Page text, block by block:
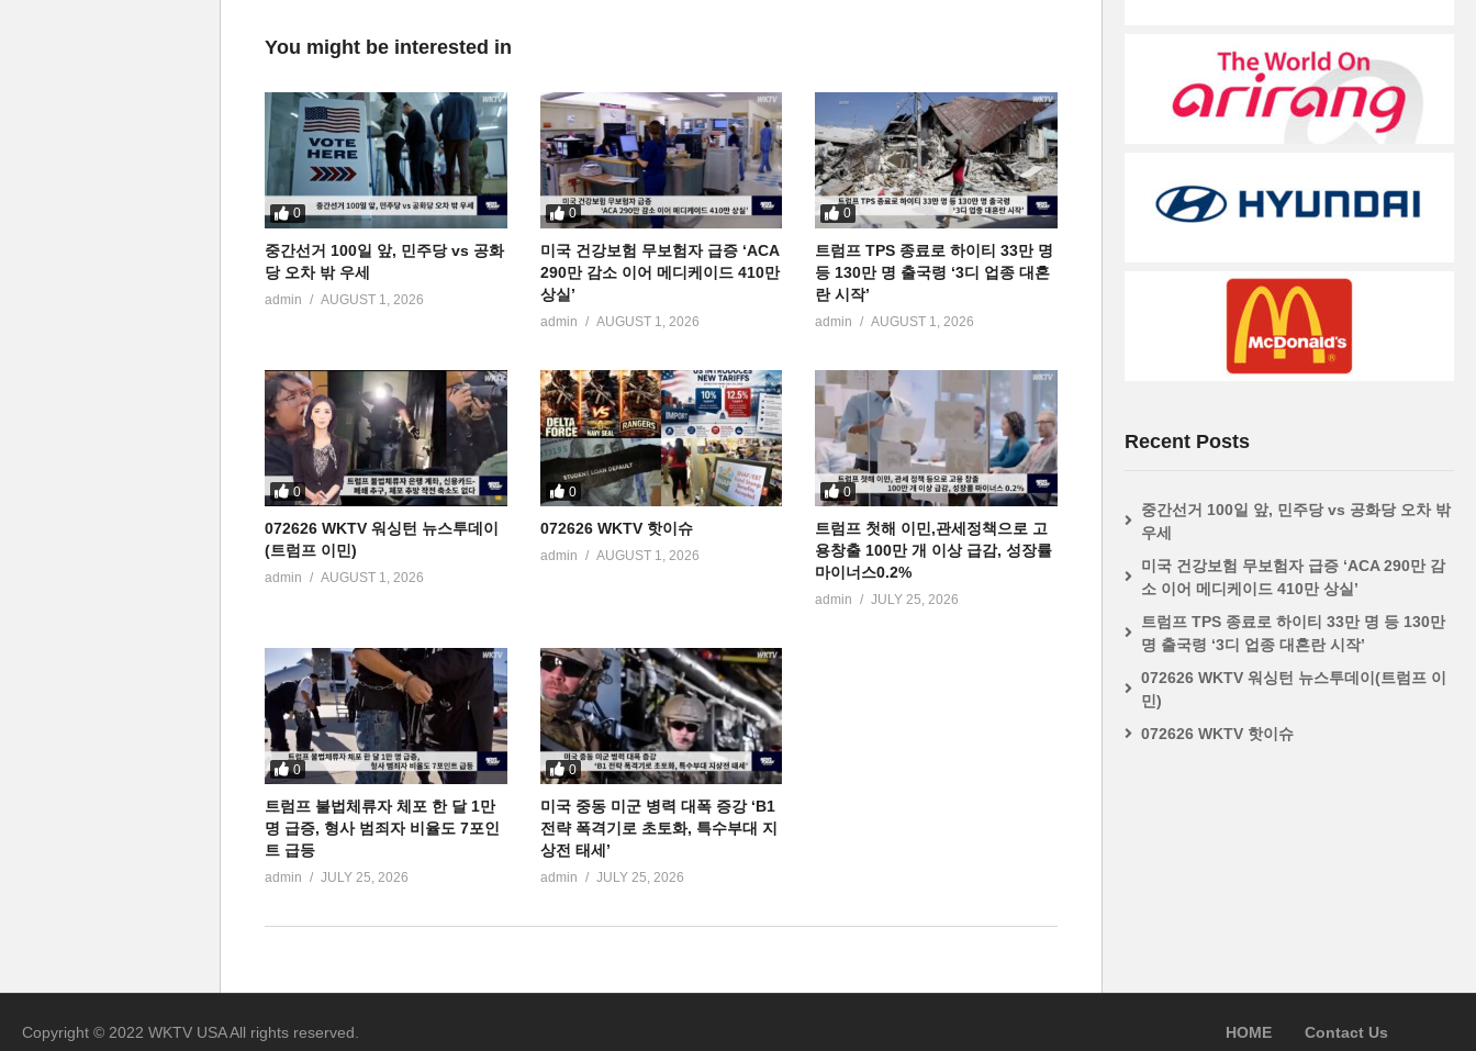
You might be interested in
0
중간선거 100일 앞, 민주당 vs 공화
당 오차 밖 우세
admin AUGUST 1, 2026
0
미국 건강보험 무보험자 급증 ‘ACA
290만 감소 이어 메디케이드 410만
상실’
admin AUGUST 1, 2026
0
트럼프 TPS 종료로 하이티 33만 명
등 130만 명 출국령 ‘3디 업종 대혼
란 시작’
admin AUGUST 1, 2026
0
072626 WKTV 워싱턴 뉴스투데이
(트럼프 이민)
admin AUGUST 1, 2026
0
072626 WKTV 핫이슈
admin AUGUST 1, 2026
0
트럼프 첫해 이민,관세정책으로 고
용창출 100만 개 이상 급감, 성장률
마이너스0.2%
admin JULY 25, 2026
0
트럼프 불법체류자 체포 한 달 1만
명 급증, 형사 범죄자 비율도 7포인
트 급등
admin JULY 25, 2026
0
미국 중동 미군 병력 대폭 증강 ‘B1
전략 폭격기로 초토화, 특수부대 지
상전 태세’
admin JULY 25, 2026
Recent Posts
중간선거 100일 앞, 민주당 vs 공화당 오차 밖
우세
미국 건강보험 무보험자 급증 ‘ACA 290만 감
소 이어 메디케이드 410만 상실’
트럼프 TPS 종료로 하이티 33만 명 등 130만
명 출국령 ‘3디 업종 대혼란 시작’
072626 WKTV 워싱턴 뉴스투데이(트럼프 이
민)
072626 WKTV 핫이슈
Copyright © 2022 WKTV USA All rights reserved. HOME Contact Us